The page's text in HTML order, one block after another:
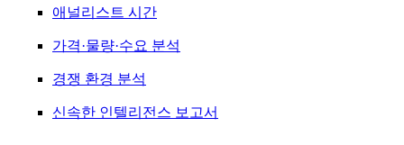
애널리스트 시간
가격·물량·수요 분석
경쟁 환경 분석
신속한 인텔리전스 보고서